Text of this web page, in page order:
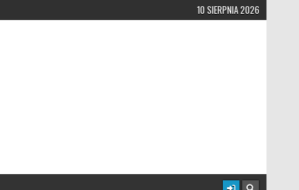
10 SIERPNIA 2026